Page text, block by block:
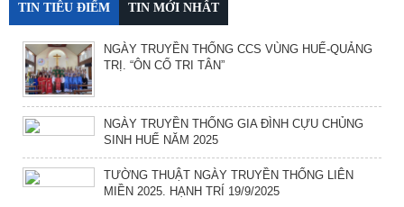
TIN TIÊU ĐIỂM TIN MỚI NHẤT
NGÀY TRUYỀN THỐNG CCS VÙNG HUẾ-QUẢNG
TRỊ. “ÔN CỐ TRI TÂN”
NGÀY TRUYỀN THỐNG GIA ĐÌNH CỰU CHỦNG
SINH HUẾ NĂM 2025
TƯỜNG THUẬT NGÀY TRUYỀN THỐNG LIÊN
MIỀN 2025. HẠNH TRÍ 19/9/2025